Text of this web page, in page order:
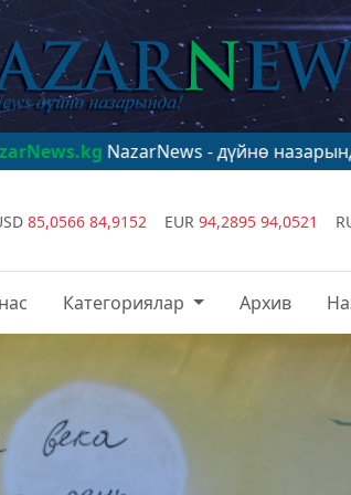
- дүйнө назарында!
85,0566 84,9152 EUR 94,2895 94,0521
Категориялар Архив